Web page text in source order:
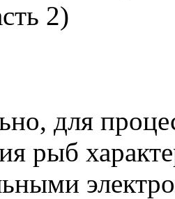
2)
для
рыб